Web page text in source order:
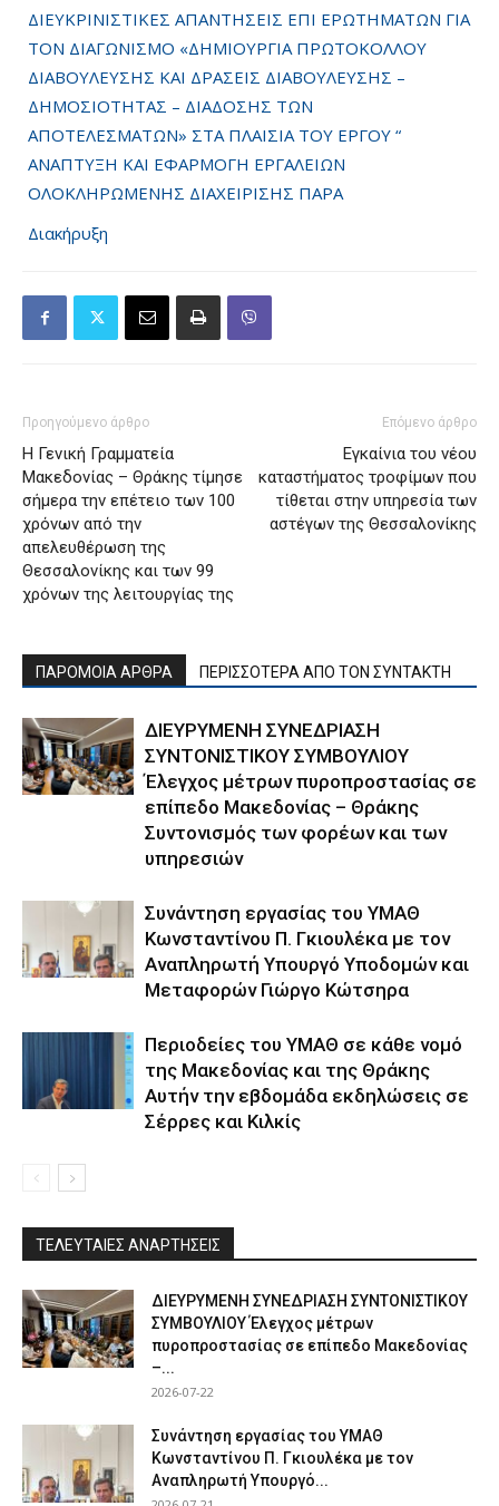
ΔΙΕΥΚΡΙΝΙΣΤΙΚΕΣ ΑΠΑΝΤΗΣΕΙΣ ΕΠΙ ΕΡΩΤΗΜΑΤΩΝ ΓΙΑ
ΤΟΝ ΔΙΑΓΩΝΙΣΜΟ «ΔΗΜΙΟΥΡΓΙΑ ΠΡΩΤΟΚΟΛΛΟΥ
ΔΙΑΒΟΥΛΕΥΣΗΣ ΚΑΙ ΔΡΑΣΕΙΣ ΔΙΑΒΟΥΛΕΥΣΗΣ –
ΔΗΜΟΣΙΟΤΗΤΑΣ – ΔΙΑΔΟΣΗΣ ΤΩΝ
ΑΠΟΤΕΛΕΣΜΑΤΩΝ» ΣΤΑ ΠΛΑΙΣΙΑ ΤΟΥ ΕΡΓΟΥ “
ΑΝΑΠΤΥΞΗ ΚΑΙ ΕΦΑΡΜΟΓΗ ΕΡΓΑΛΕΙΩΝ
ΟΛΟΚΛΗΡΩΜΕΝΗΣ ΔΙΑΧΕΙΡΙΣΗΣ ΠΑΡΑ
Διακήρυξη
Προηγούμενο άρθρο
Η Γενική Γραμματεία
Μακεδονίας – Θράκης τίμησε
σήμερα την επέτειο των 100
χρόνων από την
απελευθέρωση της
Θεσσαλονίκης και των 99
χρόνων της λειτουργίας της
Επόμενο άρθρο
Εγκαίνια του νέου
καταστήματος τροφίμων που
τίθεται στην υπηρεσία των
αστέγων της Θεσσαλονίκης
ΠΑΡΟΜΟΙΑ ΑΡΘΡΑ ΠΕΡΙΣΣΟΤΕΡΑ ΑΠΟ ΤΟΝ ΣΥΝΤΑΚΤΗ
ΔΙΕΥΡΥΜΕΝΗ ΣΥΝΕΔΡΙΑΣΗ
ΣΥΝΤΟΝΙΣΤΙΚΟΥ ΣΥΜΒΟΥΛΙΟΥ
Έλεγχος μέτρων πυροπροστασίας σε
επίπεδο Μακεδονίας – Θράκης
Συντονισμός των φορέων και των
υπηρεσιών
Συνάντηση εργασίας του ΥΜΑΘ
Κωνσταντίνου Π. Γκιουλέκα με τον
Αναπληρωτή Υπουργό Υποδομών και
Μεταφορών Γιώργο Κώτσηρα
Περιοδείες του ΥΜΑΘ σε κάθε νομό
της Μακεδονίας και της Θράκης
Αυτήν την εβδομάδα εκδηλώσεις σε
Σέρρες και Κιλκίς
ΤΕΛΕΥΤΑΙΕΣ ΑΝΑΡΤΗΣΕΙΣ
ΔΙΕΥΡΥΜΕΝΗ ΣΥΝΕΔΡΙΑΣΗ ΣΥΝΤΟΝΙΣΤΙΚΟΥ
ΣΥΜΒΟΥΛΙΟΥ Έλεγχος μέτρων
πυροπροστασίας σε επίπεδο Μακεδονίας
–...
2026-07-22
Συνάντηση εργασίας του ΥΜΑΘ
Κωνσταντίνου Π. Γκιουλέκα με τον
Αναπληρωτή Υπουργό...